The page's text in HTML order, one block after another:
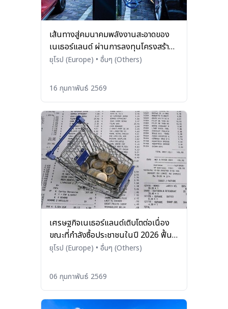
เส้นทางสู่คมนาคมพลังงานสะอาดของ
เนเธอร์แลนด์ ผ่านการลงทุนโครงสร้าง
พื้นฐาน EV
ยุโรป (Europe) • อื่นๆ (Others)
16 กุมภาพันธ์ 2569
เศรษฐกิจเนเธอร์แลนด์เติบโตต่อเนื่อง
ขณะที่กำลังซื้อประชาชนในปี 2026 ฟื้น
ตัวอย่างจำกัด
ยุโรป (Europe) • อื่นๆ (Others)
06 กุมภาพันธ์ 2569